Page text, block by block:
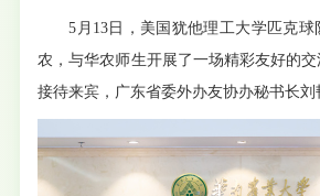
5月13日，美国犹他理工大学匹克
农，与华农师生开展了一场精彩友好的
接待来宾，广东省委外办友协办秘书长刘